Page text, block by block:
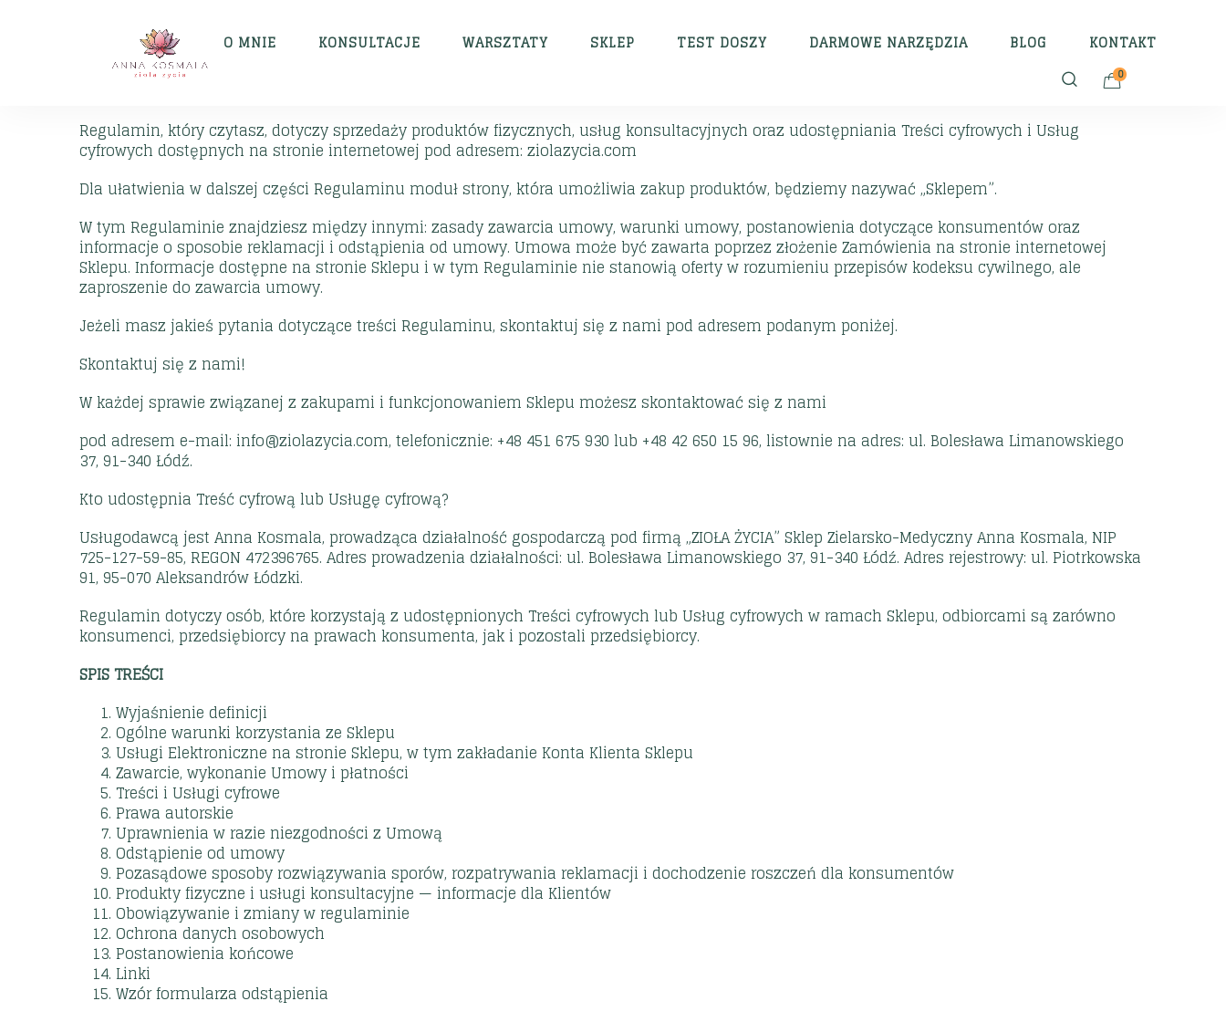
O MNIE KONSULTACJE WARSZTATY SKLEP TEST DOSZY DARMOWE NARZĘDZIA BLOG KONTAKT
0
Regulamin, który czytasz, dotyczy sprzedaży produktów fizycznych, usług konsultacyjnych oraz udostępniania Treści cyfrowych i Usług
cyfrowych dostępnych na stronie internetowej pod adresem: ziolazycia.com
Dla ułatwienia w dalszej części Regulaminu moduł strony, która umożliwia zakup produktów, będziemy nazywać „Sklepem”.
W tym Regulaminie znajdziesz między innymi: zasady zawarcia umowy, warunki umowy, postanowienia dotyczące konsumentów oraz
informacje o sposobie reklamacji i odstąpienia od umowy. Umowa może być zawarta poprzez złożenie Zamówienia na stronie internetowej
Sklepu. Informacje dostępne na stronie Sklepu i w tym Regulaminie nie stanowią oferty w rozumieniu przepisów kodeksu cywilnego, ale
zaproszenie do zawarcia umowy.
Jeżeli masz jakieś pytania dotyczące treści Regulaminu, skontaktuj się z nami pod adresem podanym poniżej.
Skontaktuj się z nami!
W każdej sprawie związanej z zakupami i funkcjonowaniem Sklepu możesz skontaktować się z nami
pod adresem e-mail: info@ziolazycia.com, telefonicznie: +48 451 675 930 lub +48 42 650 15 96, listownie na adres: ul. Bolesława Limanowskiego
37, 91-340 Łódź.
Kto udostępnia Treść cyfrową lub Usługę cyfrową?
Usługodawcą jest Anna Kosmala, prowadząca działalność gospodarczą pod firmą „ZIOŁA ŻYCIA” Sklep Zielarsko-Medyczny Anna Kosmala, NIP
725-127-59-85, REGON 472396765. Adres prowadzenia działalności: ul. Bolesława Limanowskiego 37, 91-340 Łódź. Adres rejestrowy: ul. Piotrkowska
91, 95-070 Aleksandrów Łódzki.
Regulamin dotyczy osób, które korzystają z udostępnionych Treści cyfrowych lub Usług cyfrowych w ramach Sklepu, odbiorcami są zarówno
konsumenci, przedsiębiorcy na prawach konsumenta, jak i pozostali przedsiębiorcy.
SPIS TREŚCI
Wyjaśnienie definicji
Ogólne warunki korzystania ze Sklepu
Usługi Elektroniczne na stronie Sklepu, w tym zakładanie Konta Klienta Sklepu
Zawarcie, wykonanie Umowy i płatności
Treści i Usługi cyfrowe
Prawa autorskie
Uprawnienia w razie niezgodności z Umową
Odstąpienie od umowy
Pozasądowe sposoby rozwiązywania sporów, rozpatrywania reklamacji i dochodzenie roszczeń dla konsumentów
Produkty fizyczne i usługi konsultacyjne — informacje dla Klientów
Obowiązywanie i zmiany w regulaminie
Ochrona danych osobowych
Postanowienia końcowe
Linki
Wzór formularza odstąpienia